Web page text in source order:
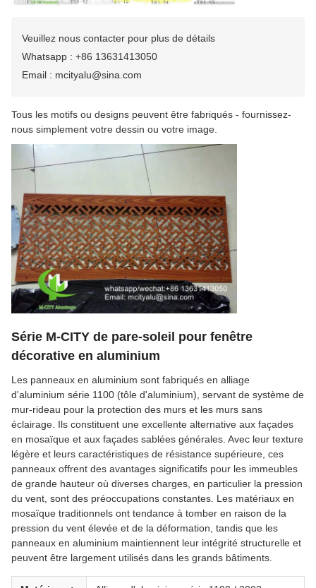
Veuillez nous contacter pour plus de détails
Whatsapp : +86 13631413050
Email : mcityalu@sina.com
Tous les motifs ou designs peuvent être fabriqués - fournissez-
nous simplement votre dessin ou votre image.
Série M-CITY de pare-soleil pour fenêtre
décorative en aluminium
Les panneaux en aluminium sont fabriqués en alliage
d'aluminium série 1100 (tôle d'aluminium), servant de système de
mur-rideau pour la protection des murs et les murs sans
éclairage. Ils constituent une excellente alternative aux façades
en mosaïque et aux façades sablées générales. Avec leur texture
légère et leurs caractéristiques de résistance supérieure, ces
panneaux offrent des avantages significatifs pour les immeubles
de grande hauteur où diverses charges, en particulier la pression
du vent, sont des préoccupations constantes. Les matériaux en
mosaïque traditionnels ont tendance à tomber en raison de la
pression du vent élevée et de la déformation, tandis que les
panneaux en aluminium maintiennent leur intégrité structurelle et
peuvent être largement utilisés dans les grands bâtiments.